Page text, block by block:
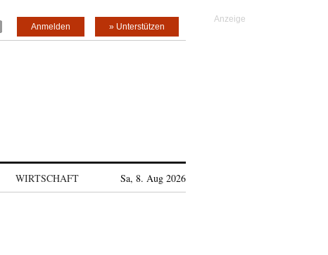
» Unterstützen
Anmelden
WIRTSCHAFT Sa, 8. Aug 2026